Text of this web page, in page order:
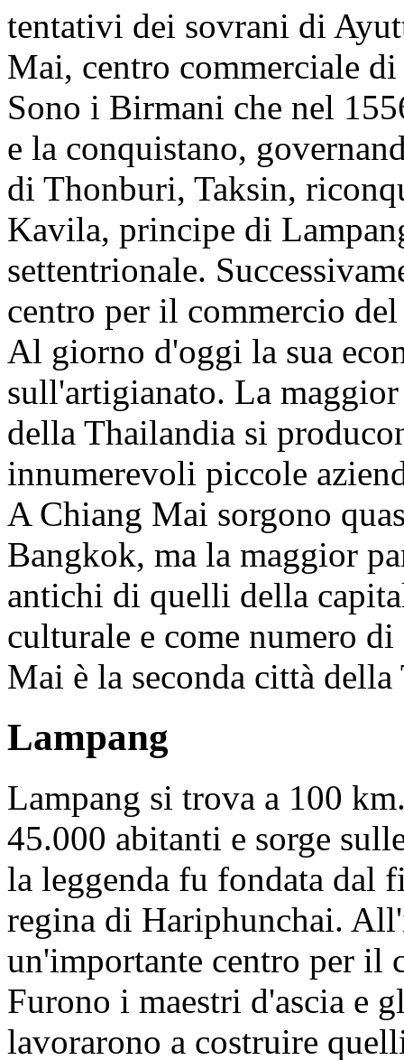
tentativi dei sovrani di
Mai, centro commerciale
Sono i Birmani che nel
e la conquistano,
di Thonburi, Taksin,
Kavila, principe di
settentrionale.
centro per il commercio
Al giorno d'oggi la sua
sull'artigianato. La
della Thailandia si
innumerevoli piccole
A Chiang Mai sorgono
Bangkok, ma la maggior
antichi di quelli della
culturale e come numero
Mai è la seconda città
Lampang
Lampang si trova a 100
45.000 abitanti e sorge
la leggenda fu fondata dal
regina di Hariphunchai.
un'importante centro per il
Furono i maestri d'ascia e
lavorarono a costruire